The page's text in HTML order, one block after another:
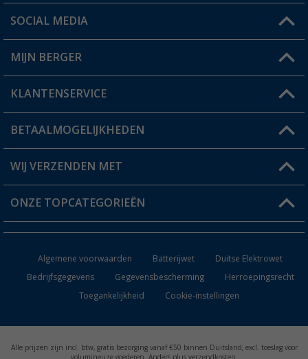
Een vraag?
Winkel vinden
SOCIAL MEDIA
MIJN BERGER
Mijn account
Status bestelling
Verlanglijstje
KLANTENSERVICE
FAQ & Contact
Verzendinformatie
Catalogus
BETAALMOGELIJKHEDEN
WIJ VERZENDEN MET
ONZE TOPCATEGORIEËN
Campingmeubilair
Campingtoiletten
Algemene voorwaarden Batterijwet
Duitse Elektrowet
Bedrijfsgegevens
Gegevensbescherming
Herroepingsrecht
Toegankelijkheid
Cookie-instellingen
Alle prijzen zijn incl. btw, gratis bezorging vanaf €50 binnen Duitsland, excl. toeslag voor
volumineuze goederen. Anders plus verzendkosten.